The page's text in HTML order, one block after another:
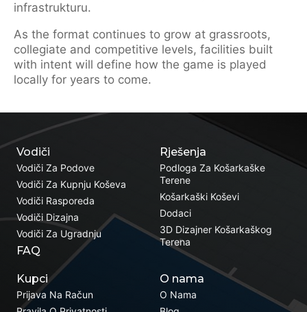
infrastrukturu.
As the format continues to grow at grassroots,
collegiate and competitive levels, facilities built
with intent will define how the game is played
locally for years to come.
Rješenja
Podloga Za Košarkaške
Terene
Košarkaški Koševi
Dodaci
3D Dizajner Košarkaškog
Terena
Vodiči
Vodiči Za Podove
Vodiči Za Kupnju Koševa
Vodiči Rasporeda
Vodiči Dizajna
Vodiči Za Ugradnju
FAQ
Kupci
Prijava Na Račun
O nama
O Nama